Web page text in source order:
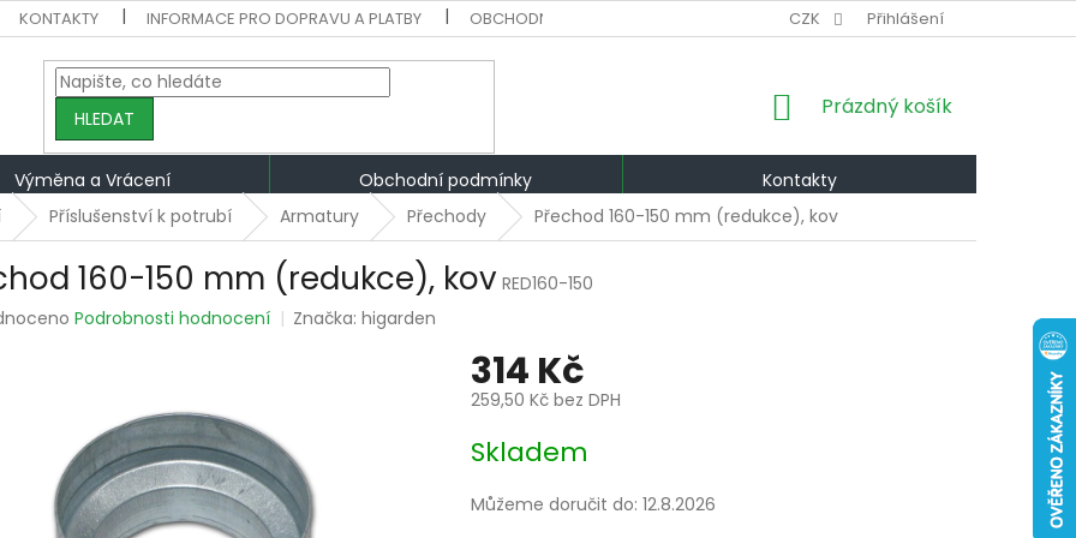
KONTAKTY INFORMACE PRO DOPRAVU A PLATBY OBCHODNÍ PODMÍNKY VÝMĚNA A VRÁCENÍ PODMÍNKY OCHRANY
CZK Přihlášení
HLEDAT
NÁKUPNÍ
Prázdný košík
Výměna a Vrácení Obchodní podmínky
Kontakty
Příslušenství k potrubí Armatury Přechody Přechod 160-150 mm (redukce), kov
160-150 mm (redukce), kov RED160-150
Podrobnosti hodnocení Značka:higarden
314 Kč
259,50 Kč bez DPH
cena:
Skladem
Můžeme doručit do: 12.8.2026